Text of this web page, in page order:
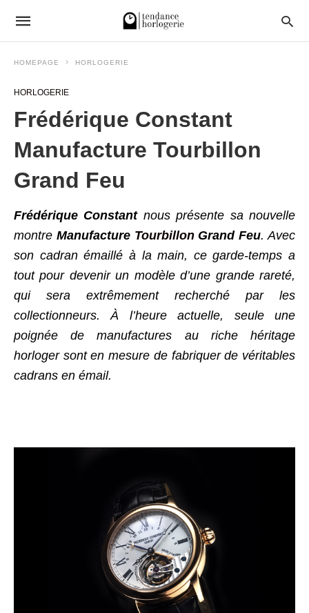
HOMEPAGE HORLOGERIE
HORLOGERIE
Frédérique Constant
Manufacture Tourbillon
Grand Feu
Frédérique Constantnous présente sa nouvelle
montre Manufacture TourbillonGrand Feu. Avec
son cadran émaillé à la main, ce garde-temps a
tout pour devenir un modèle d’une grande rareté,
qui sera extrêmement recherché par les
collectionneurs. À l’heure actuelle, seule une
poignée de manufactures au riche héritage
horloger sont en mesure de fabriquer de véritables
cadrans en émail.